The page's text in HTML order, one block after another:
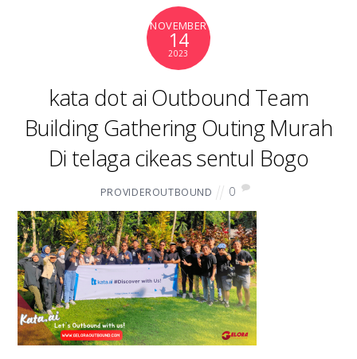
NOVEMBER
14
2023
kata dot ai Outbound Team
Building Gathering Outing Murah
Di telaga cikeas sentul Bogo
PROVIDEROUTBOUND 0